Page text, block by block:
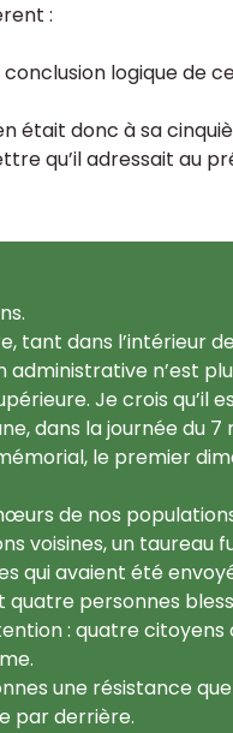
:
logique de
était donc à sa
qu’il adressait au
tant dans l’intérieur
administrative n’est
Je crois qu’il
dans la journée du 7
le premier
de nos
voisines, un taureau
qui avaient été
personnes
: quatre citoyens
une résistance
par derrière.